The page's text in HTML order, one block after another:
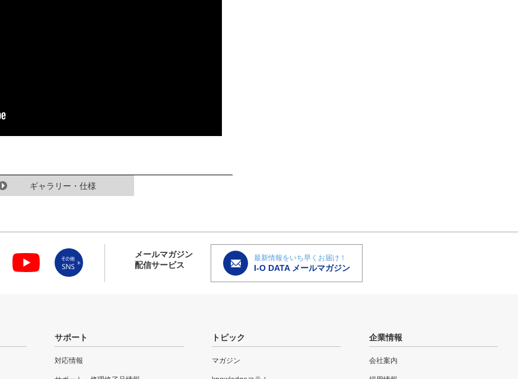
ギャラリー・仕様
メールマガジン
配信サービス
最新情報をいち早くお届け！
I-O DATA メールマガジン
サポート
対応情報
トピック
マガジン
企業情報
会社案内